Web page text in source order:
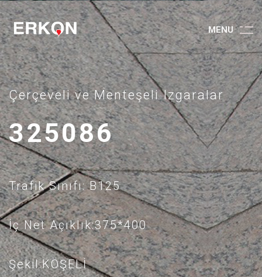
MENU
Çerçeveli ve Menteşeli Izgaralar
325086
Trafik Sınıfı: B125
İç Net Açıklık:375*400
Şekil:KÖŞELİ